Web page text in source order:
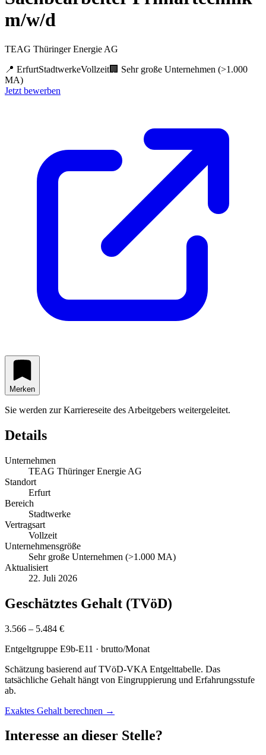
m/w/d
TEAG Thüringer Energie AG
📍 ErfurtStadtwerkeVollzeit🏢 Sehr große Unternehmen (>1.000
MA)
Jetzt bewerben
Merken
Sie werden zur Karriereseite des Arbeitgebers weitergeleitet.
Details
Unternehmen
TEAG Thüringer Energie AG
Standort
Erfurt
Bereich
Stadtwerke
Vertragsart
Vollzeit
Unternehmensgröße
Sehr große Unternehmen (>1.000 MA)
Aktualisiert
22. Juli 2026
Geschätztes Gehalt (TVöD)
3.566 – 5.484 €
Entgeltgruppe E9b-E11 · brutto/Monat
Schätzung basierend auf TVöD-VKA Entgelttabelle. Das
tatsächliche Gehalt hängt von Eingruppierung und Erfahrungsstufe
ab.
Exaktes Gehalt berechnen →
Interesse an dieser Stelle?